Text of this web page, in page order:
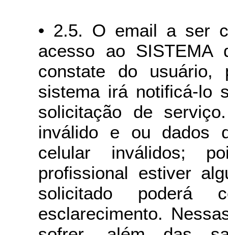
• 2.5. O email a ser
acesso ao
constate do
sistema irá notificá-lo
solicitação de
inválido e ou dados
celular inválidos;
profissional estiver
solicitado poderá
esclarecimento.